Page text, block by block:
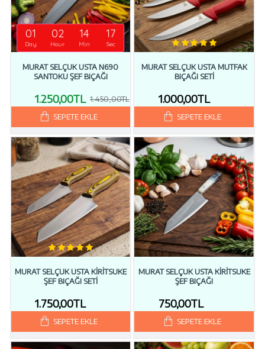
01
Day
02
Hour
14
Min
16
Sec
MURAT SELÇUK USTA N690
SANTOKU ŞEF BIÇAĞI
1.250,00TL 1.450,00TL
SEPETE EKLE
MURAT SELÇUK USTA MUTFAK
BIÇAĞI SETI
1.000,00TL
SEPETE EKLE
MURAT SELÇUK USTA KİRİTSUKE
ŞEF BIÇAĞI SETİ
1.750,00TL
SEPETE EKLE
MURAT SELÇUK USTA KIRITSUKE
ŞEF BIÇAĞI
750,00TL
SEPETE EKLE